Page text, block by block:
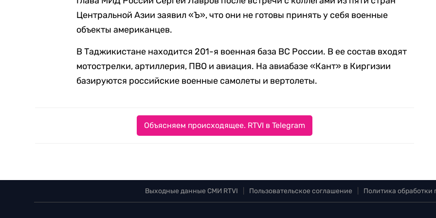
Центральной Азии заявил «Ъ», что они не готовы принять у себя военные
объекты американцев.
В Таджикистане находится 201-я военная база ВС России. В ее состав входят
мотострелки, артиллерия, ПВО и авиация. На авиабазе «Кант» в Киргизии
базируются российские военные самолеты и вертолеты.
Объясняем происходящее. RTVI в Telegram
Выходные данные СМИ RTVI Пользовательское соглашение Политика